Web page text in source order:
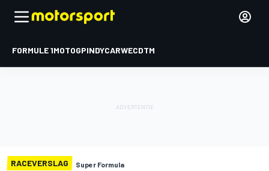
FORMULE 1MOTOGPINDYCARWECDTM
RACEVERSLAG Super Formula